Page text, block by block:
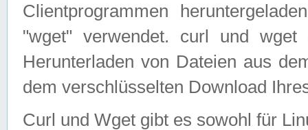
Clientprogrammen
"wget" verwendet. curl und wget
Herunterladen von Dateien aus
dem verschlüsselten Download
Curl und Wget gibt es sowohl für